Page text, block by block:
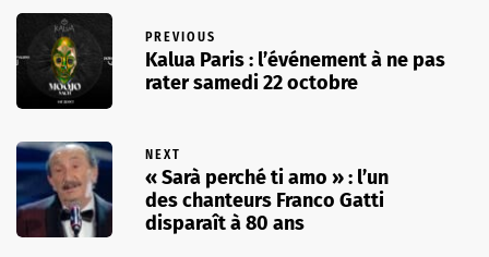
PREVIOUS
Kalua Paris : l’événement à ne pas
rater samedi 22 octobre
NEXT
« Sarà perché ti amo » : l’un
des chanteurs Franco Gatti
disparaît à 80 ans